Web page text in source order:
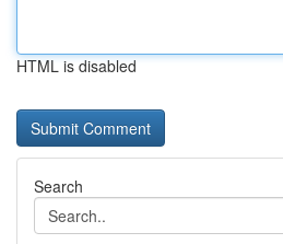
HTML is disabled
Search